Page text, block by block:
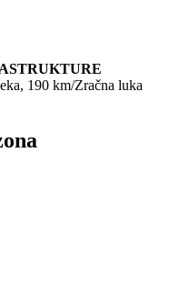
190 km/Zračna luka